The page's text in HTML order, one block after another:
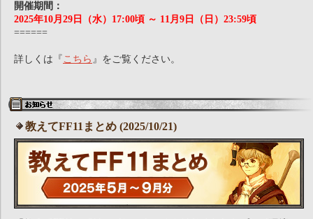
開催期間：
2025年10月29日（水）17:00頃 ～ 11月9日（日）23:59頃
======
詳しくは『 こちら 』をご覧ください。
教えてFF11まとめ (2025/10/21)